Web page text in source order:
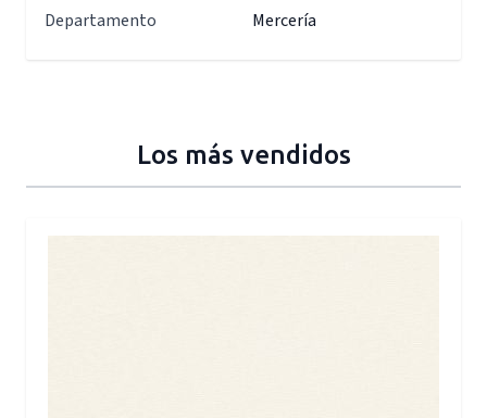
Departamento Mercería
Los más vendidos